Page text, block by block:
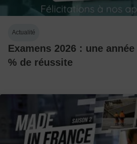
Actualité
Examens 2026 : une
% de réussite